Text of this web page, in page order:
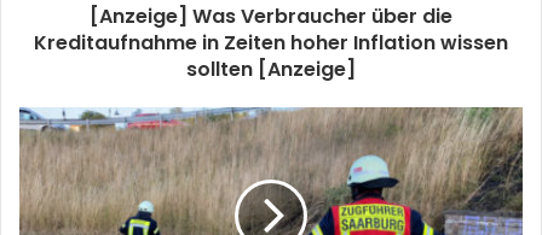
[Anzeige] Was Verbraucher über die
Kreditaufnahme in Zeiten hoher Inflation wissen
sollten [Anzeige]